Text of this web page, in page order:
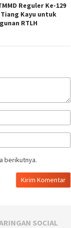
Reguler Ke-129
Kayu untuk
RTLH
berikutnya.
SOCIAL